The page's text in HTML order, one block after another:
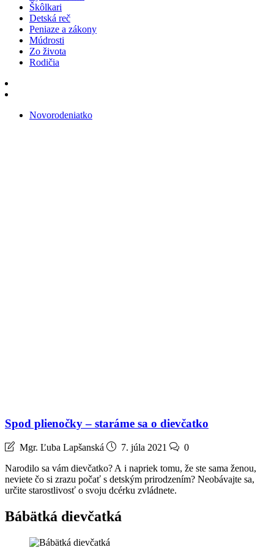
Škôlkari
Detská reč
Peniaze a zákony
Múdrosti
Zo života
Rodičia
Novorodeniatko
Spod plienočky – staráme sa o dievčatko
Mgr. Ľuba Lapšanská 7. júla 2021
0
Narodilo sa vám dievčatko? A i napriek tomu, že ste sama ženou,
neviete čo si zrazu počať s detským prirodzením? Neobávajte sa,
určite starostlivosť o svoju dcérku zvládnete.
Bábätká dievčatká